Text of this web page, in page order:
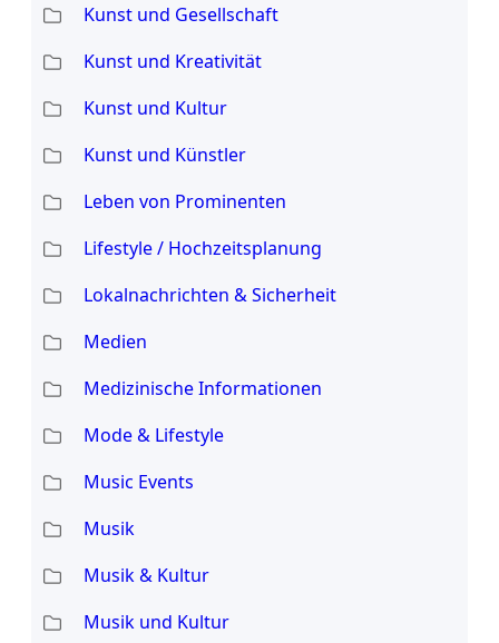
Kunst und Gesellschaft
Kunst und Kreativität
Kunst und Kultur
Kunst und Künstler
Leben von Prominenten
Lifestyle / Hochzeitsplanung
Lokalnachrichten & Sicherheit
Medien
Medizinische Informationen
Mode & Lifestyle
Music Events
Musik
Musik & Kultur
Musik und Kultur